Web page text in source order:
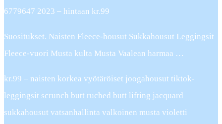
6779647 2023 – hintaan kr.99
Suositukset. Naisten Fleece-housut Sukkahousut Leggingsit
Fleece-vuori Musta kulta Musta Vaalean harmaa …
kr.99 – naisten korkea vyötäröiset joogahousut tiktok-
leggingsit scrunch butt ruched butt lifting jacquard
sukkahousut vatsanhallinta valkoinen musta violetti